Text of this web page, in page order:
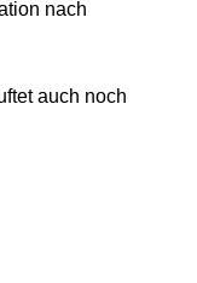
nach
auch noch